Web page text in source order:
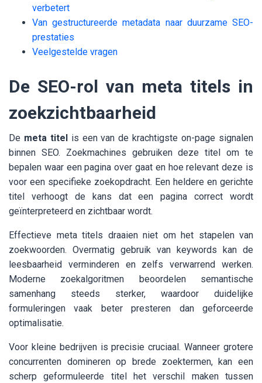
verbetert
Van gestructureerde metadata naar duurzame SEO-
prestaties
Veelgestelde vragen
De SEO-rol van meta titels in
zoekzichtbaarheid
De meta titel
is een van de krachtigste on-page signalen
binnen SEO. Zoekmachines gebruiken deze titel om te
bepalen waar een pagina over gaat en hoe relevant deze is
voor een specifieke zoekopdracht. Een heldere en gerichte
titel verhoogt de kans dat een pagina correct wordt
geïnterpreteerd en zichtbaar wordt.
Effectieve meta titels draaien niet om het stapelen van
zoekwoorden. Overmatig gebruik van keywords kan de
leesbaarheid verminderen en zelfs verwarrend werken.
Moderne zoekalgoritmen beoordelen semantische
samenhang steeds sterker, waardoor duidelijke
formuleringen vaak beter presteren dan geforceerde
optimalisatie.
Voor kleine bedrijven is precisie cruciaal. Wanneer grotere
concurrenten domineren op brede zoektermen, kan een
scherp geformuleerde titel het verschil maken tussen